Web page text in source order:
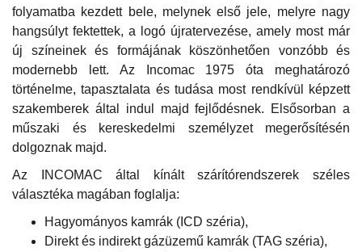
folyamatba kezdett bele, melynek első jele, melyre nagy
hangsúlyt fektettek, a logó újratervezése, amely most már
új színeinek és formájának köszönhetően vonzóbb és
modernebb lett. Az Incomac 1975 óta meghatározó
történelme, tapasztalata és tudása most rendkívül képzett
szakemberek által indul majd fejlődésnek. Elsősorban a
műszaki és kereskedelmi személyzet megerősítésén
dolgoznak majd.
Az INCOMAC által kínált szárítórendszerek széles
választéka magában foglalja:
Hagyományos kamrák (ICD széria),
Direkt és indirekt gázüzemű kamrák (TAG széria),